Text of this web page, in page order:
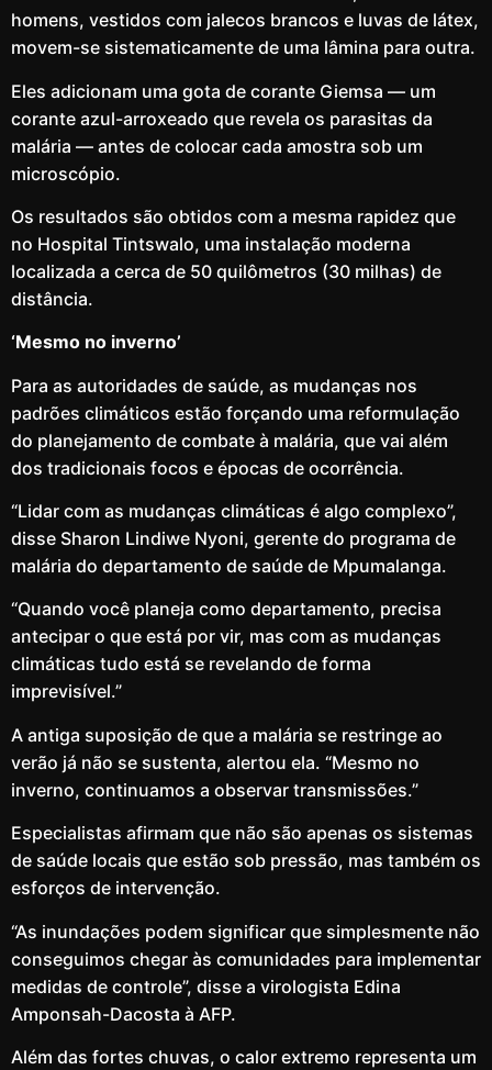
homens, vestidos com jalecos brancos e luvas de látex,
movem-se sistematicamente de uma lâmina para outra.
Eles adicionam uma gota de corante Giemsa — um
corante azul-arroxeado que revela os parasitas da
malária — antes de colocar cada amostra sob um
microscópio.
Os resultados são obtidos com a mesma rapidez que
no Hospital Tintswalo, uma instalação moderna
localizada a cerca de 50 quilômetros (30 milhas) de
distância.
‘Mesmo no inverno’
Para as autoridades de saúde, as mudanças nos
padrões climáticos estão forçando uma reformulação
do planejamento de combate à malária, que vai além
dos tradicionais focos e épocas de ocorrência.
“Lidar com as mudanças climáticas é algo complexo”,
disse Sharon Lindiwe Nyoni, gerente do programa de
malária do departamento de saúde de Mpumalanga.
“Quando você planeja como departamento, precisa
antecipar o que está por vir, mas com as mudanças
climáticas tudo está se revelando de forma
imprevisível.”
A antiga suposição de que a malária se restringe ao
verão já não se sustenta, alertou ela. “Mesmo no
inverno, continuamos a observar transmissões.”
Especialistas afirmam que não são apenas os sistemas
de saúde locais que estão sob pressão, mas também os
esforços de intervenção.
“As inundações podem significar que simplesmente não
conseguimos chegar às comunidades para implementar
medidas de controle”, disse a virologista Edina
Amponsah-Dacosta à AFP.
Além das fortes chuvas, o calor extremo representa um